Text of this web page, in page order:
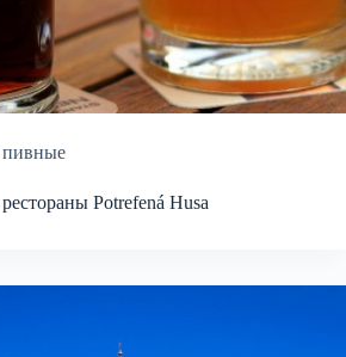
пивные
Potrefená Husa